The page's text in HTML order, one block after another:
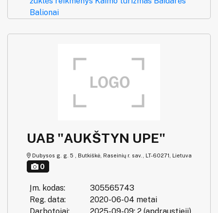
Balionai
UAB "AUKŠTYN UPE"
Dubysos g. g. 5 , Butkiškė, Raseinių r. sav., LT-60271, Lietuva
0
Įm. kodas:
305565743
Reg. data:
2020-06-04 metai